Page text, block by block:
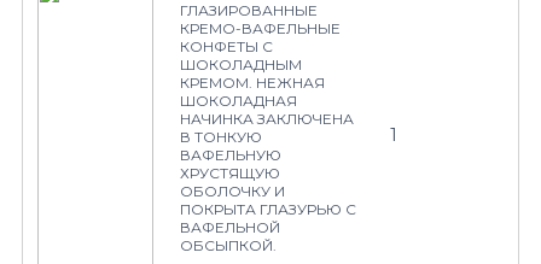
ГЛАЗИРОВАННЫЕ
КРЕМО-ВАФЕЛЬНЫЕ
КОНФЕТЫ С
ШОКОЛАДНЫМ
КРЕМОМ. НЕЖНАЯ
ШОКОЛАДНАЯ
НАЧИНКА ЗАКЛЮЧЕНА
В ТОНКУЮ
ВАФЕЛЬНУЮ
ХРУСТЯЩУЮ
ОБОЛОЧКУ И
ПОКРЫТА ГЛАЗУРЬЮ С
ВАФЕЛЬНОЙ
ОБСЫПКОЙ.
1